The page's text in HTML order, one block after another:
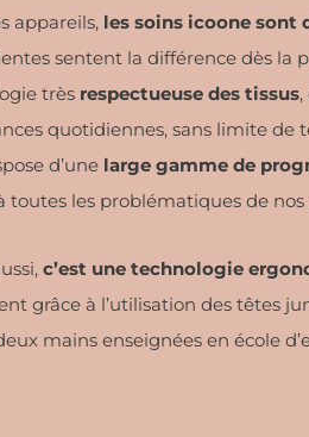
appareils, les soins icoone sont
sentent la différence dès la
très respectueuse des tissus
quotidiennes, sans limite de
d’une large gamme de
toutes les problématiques de nos
c’est une technologie
grâce à l’utilisation des têtes
mains enseignées en école